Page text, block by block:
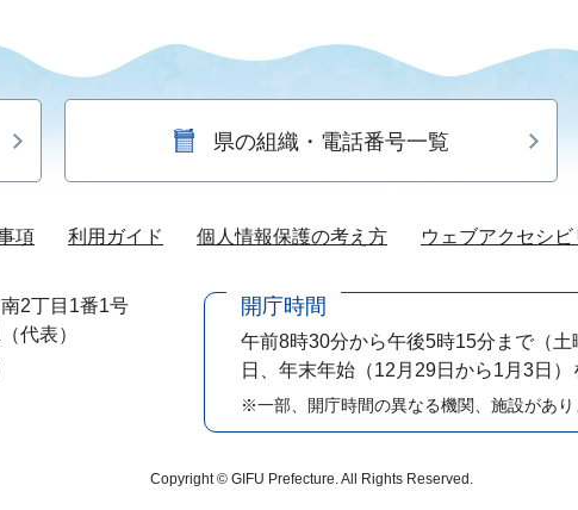
県の組織・電話番号一覧
項 利用ガイド 個人情報保護の考え方 ウェブアクセシ
2丁目1番1号
代表）
開庁時間
午前8時30分から午後5時15分まで （
日、年末年始（12月29日から1月3日）
※一部、開庁時間の異なる機関、施設があり
Copyright © GIFU Prefecture. All Rights Reserved.